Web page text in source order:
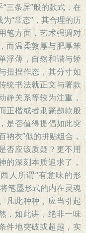
三条屏”般的款式，在
“常态”，其合理的历
笔方面，艺术强调对
而温柔敦厚与肥厚笨
浮薄，自然和谐与矫
扭捏作态，其分寸如
统书法就正文与署款
静关系等较为注重，
正楷或者隶篆题款般
是否值得提倡如此突
衲衣”似的拼贴组合，
否应该质疑？更不用
的深刻本质追求了，
人所谓“有意味的形
笔墨形式的内在灵魂
凡此种种，应当引起
，如此讲，绝非一味
件地突破或超越，实